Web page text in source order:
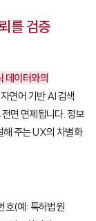
를 검증
데이터와의
연어 기반 AI 검색
면 면제됩니다. 정보
해 주는 UX의 차별화
호(예: 특허법원